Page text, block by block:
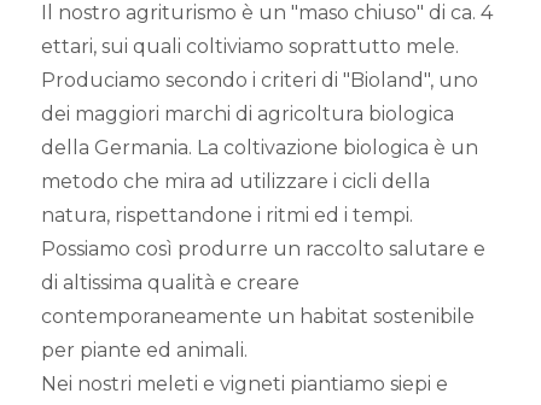
Il nostro agriturismo è un "maso chiuso" di ca. 4
ettari, sui quali coltiviamo soprattutto mele.
Produciamo secondo i criteri di "Bioland", uno
dei maggiori marchi di agricoltura biologica
della Germania. La coltivazione biologica è un
metodo che mira ad utilizzare i cicli della
natura, rispettandone i ritmi ed i tempi.
Possiamo così produrre un raccolto salutare e
di altissima qualità e creare
contemporaneamente un habitat sostenibile
per piante ed animali.
Nei nostri meleti e vigneti piantiamo siepi e